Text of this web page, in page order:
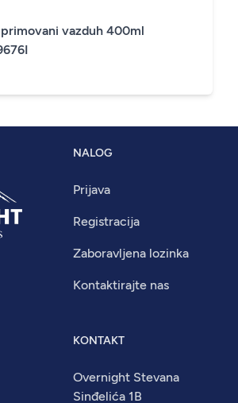
vazduh 400ml
NALOG
Prijava
Registracija
Zaboravljena lozinka
Kontaktirajte nas
KONTAKT
Overnight Stevana
Sinđelića 1B